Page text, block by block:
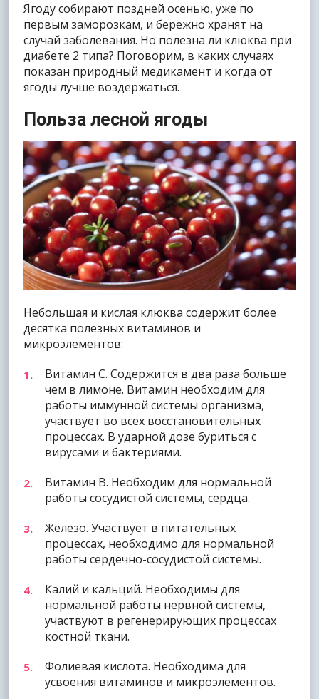
Ягоду собирают поздней осенью, уже по
первым заморозкам, и бережно хранят на
случай заболевания. Но полезна ли клюква при
диабете 2 типа? Поговорим, в каких случаях
показан природный медикамент и когда от
ягоды лучше воздержаться.
Польза лесной ягоды
Небольшая и кислая клюква содержит более
десятка полезных витаминов и
микроэлементов:
Витамин С. Содержится в два раза больше
чем в лимоне. Витамин необходим для
работы иммунной системы организма,
участвует во всех восстановительных
процессах. В ударной дозе буриться с
вирусами и бактериями.
Витамин В. Необходим для нормальной
работы сосудистой системы, сердца.
Железо. Участвует в питательных
процессах, необходимо для нормальной
работы сердечно-сосудистой системы.
Калий и кальций. Необходимы для
нормальной работы нервной системы,
участвуют в регенерирующих процессах
костной ткани.
Фолиевая кислота. Необходима для
усвоения витаминов и микроэлементов.